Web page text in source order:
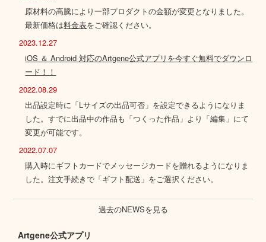
原材料の高騰により一部プロダクトの金額が変更となりました。
最新価格は料金表をご確認ください。
2023.12.27
iOS ＆ Android 対応のArtgene公式アプリを今すぐ無料でダウンロ
ード！！
2022.08.29
出品設定時に「Lサイズの出品可否」を設定できるようになりま
した。すでに出品中の作品も「つくった作品」より「編集」にて
変更が可能です。
2022.07.07
購入時にギフトカードでメッセージカードを贈れるようになりま
した。注文手続きで「ギフト配送」をご選択ください。
過去のNEWSを見る
Artgene公式アプリ